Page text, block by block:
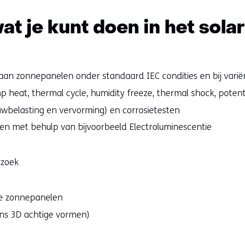
je kunt doen in het
zonnepanelen onder standaard IEC condities en bij
heat, thermal cycle, humidity freeze, thermal shock,
en vervorming) en corrosietesten
met behulp van bijvoorbeeld Electroluminescentie
zonnepanelen
3D achtige vormen)